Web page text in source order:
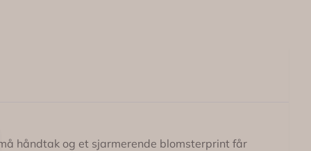
håndtak og et sjarmerende blomsterprint får